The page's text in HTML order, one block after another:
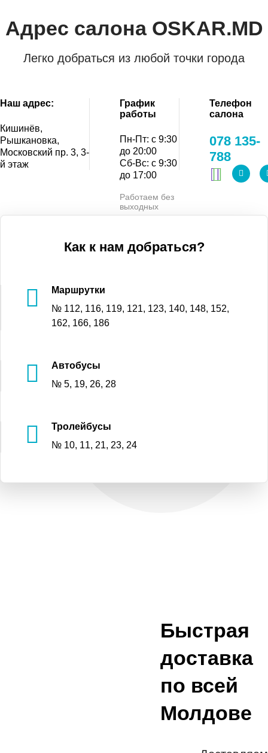
Адрес салона OSKAR.MD
Легко добраться из любой точки города
Наш адрес:
Кишинёв,
Рышкановка,
Московский пр. 3, 3-
й этаж
График
работы
Пн-Пт: с 9:30
до 20:00
Сб-Вс: с 9:30
до 17:00
Работаем без
выходных
Телефон
салона
078 135-
788
Как к нам добраться?
Маршрутки
№ 112, 116, 119, 121, 123, 140, 148, 152,
162, 166, 186
Автобусы
№ 5, 19, 26, 28
Тролейбусы
№ 10, 11, 21, 23, 24
Быстрая
доставка
по всей
Молдове